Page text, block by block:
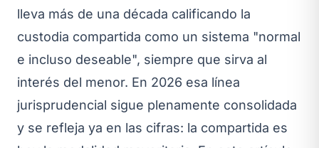
lleva más de una década calificando la
custodia compartida como un sistema "normal
e incluso deseable", siempre que sirva al
interés del menor. En 2026 esa línea
jurisprudencial sigue plenamente consolidada
y se refleja ya en las cifras: la compartida es